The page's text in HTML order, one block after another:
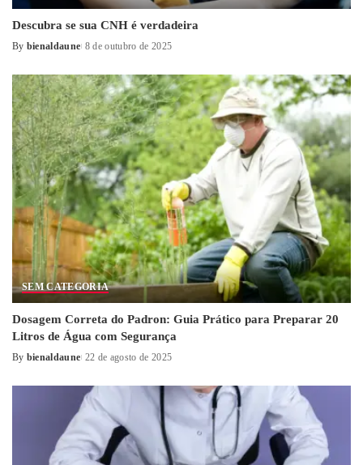
Descubra se sua CNH é verdadeira
Posted
By bienaldaune 8 de outubro de 2025
SEM CATEGORIA
Dosagem Correta do Padron: Guia Prático para Preparar 20
Litros de Água com Segurança
Posted
By bienaldaune 22 de agosto de 2025